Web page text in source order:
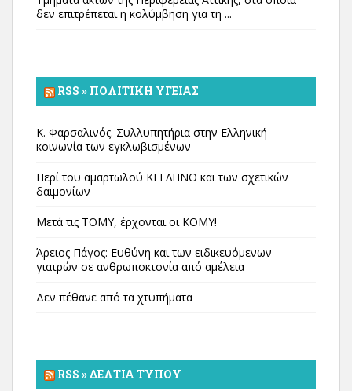
δεν επιτρέπεται η κολύμβηση για τη ...
RSS » ΠΟΛΙΤΙΚΉ ΥΓΕΊΑΣ
Κ. Φαρσαλινός. Συλλυπητήρια στην Ελληνική
κοινωνία των εγκλωβισμένων
Περί του αμαρτωλού ΚΕΕΛΠΝΟ και των σχετικών
δαιμονίων
Μετά τις ΤΟΜΥ, έρχονται οι ΚΟΜΥ!
Άρειος Πάγος: Ευθύνη και των ειδικευόμενων
γιατρών σε ανθρωποκτονία από αμέλεια
Δεν πέθανε από τα χτυπήματα
RSS » ΔΕΛΤΊΑ ΤΎΠΟΥ